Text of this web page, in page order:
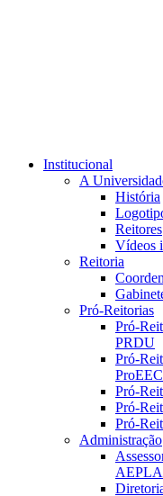
Institucional
A
História
Reitores
Vídeos
Reitoria
Pró-Reitorias
Pró-
PRDU
Pró-
ProEEC
Pró-
Pró-
Pró-
Administração